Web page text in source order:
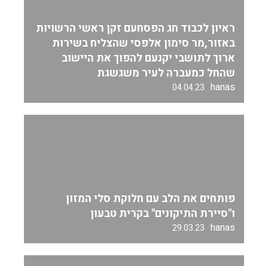
ראיון לכבוד חג הפסחעם זקן ראשי הרשויות
באזור,מר סימון אלפסי שהצליח בשירות
ארוך לתושבי יקנעם להפוך את היישוב
שהחל כמעברה לעיר משגשגת
hanas
04.04.23
פותחים את הלב עם חלוקת סלי המזון
ו"סיירת התיקונים" בקרית טבעון
hanas
29.03.23